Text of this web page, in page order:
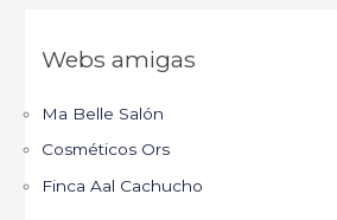
Webs amigas
Ma Belle Salón
Cosméticos Ors
Finca Aal Cachucho